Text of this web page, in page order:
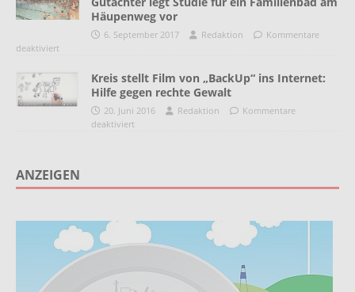
Häupenweg vor
6. September 2017 Redaktion
Kommentare
deaktiviert
Kreis stellt Film von „BackUp“ ins Internet:
Hilfe gegen rechte Gewalt
20. Juni 2016 Redaktion
Kommentare
deaktiviert
ANZEIGEN